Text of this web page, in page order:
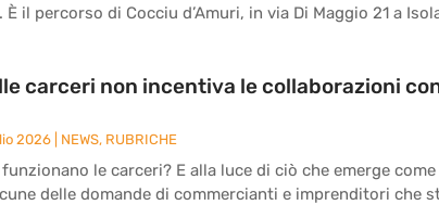
il percorso di Cocciu d’Amuri, in via Di Maggio 21 a
carceri non incentiva le collaborazioni
2026 NEWS, RUBRICHE
le carceri? E alla luce di ciò che emerge
delle domande di commercianti e imprenditori che